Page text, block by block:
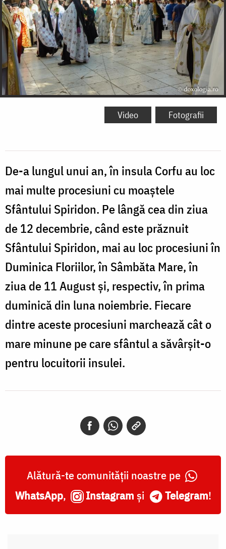
Video Fotografii
De-a lungul unui an, în insula Corfu au loc
mai multe procesiuni cu moaştele
Sfântului Spiridon. Pe lângă cea din ziua
de 12 decembrie, când este prăznuit
Sfântului Spiridon, mai au loc procesiuni în
Duminica Floriilor, în Sâmbăta Mare, în
ziua de 11 August şi, respectiv, în prima
duminică din luna noiembrie. Fiecare
dintre aceste procesiuni marchează cât o
mare minune pe care sfântul a săvârşit-o
pentru locuitorii insulei.
Alătură-te comunității noastre pe
WhatsApp, Instagram și Telegram!